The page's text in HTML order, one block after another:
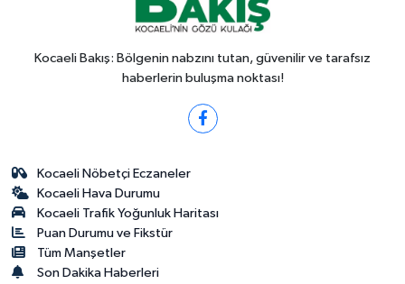
Kocaeli Bakış: Bölgenin nabzını tutan, güvenilir ve tarafsız
haberlerin buluşma noktası!
Kocaeli Nöbetçi Eczaneler
Kocaeli Hava Durumu
Kocaeli Trafik Yoğunluk Haritası
Puan Durumu ve Fikstür
Tüm Manşetler
Son Dakika Haberleri